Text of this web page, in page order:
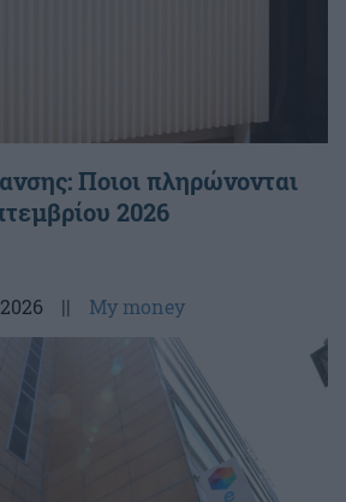
Ποιοι πληρώνονται
2026
|| My money